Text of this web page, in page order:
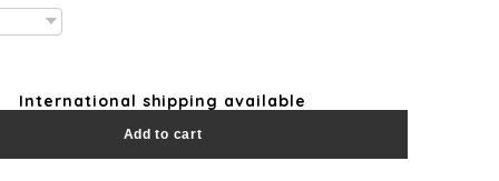
International shipping available
Add to cart